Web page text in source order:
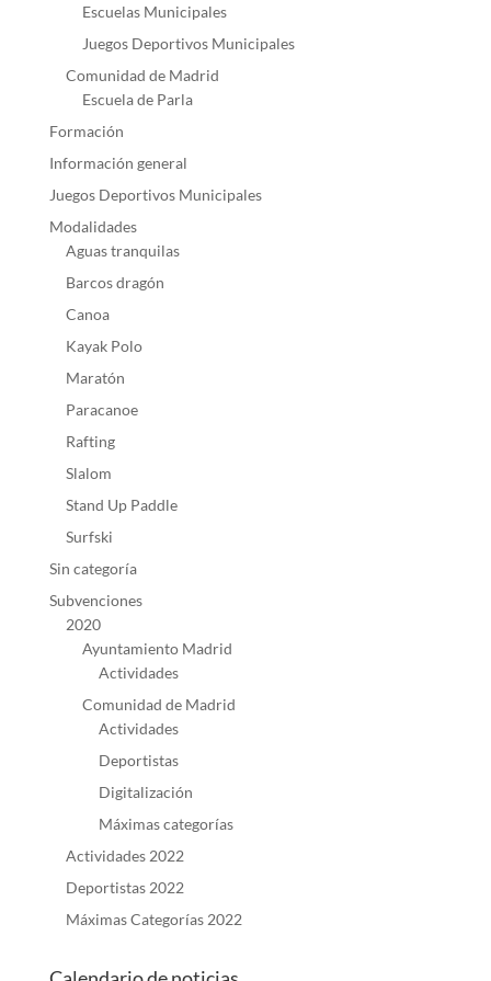
Escuelas Municipales
Juegos Deportivos Municipales
Comunidad de Madrid
Escuela de Parla
Formación
Información general
Juegos Deportivos Municipales
Modalidades
Aguas tranquilas
Barcos dragón
Canoa
Kayak Polo
Maratón
Paracanoe
Rafting
Slalom
Stand Up Paddle
Surfski
Sin categoría
Subvenciones
2020
Ayuntamiento Madrid
Actividades
Comunidad de Madrid
Actividades
Deportistas
Digitalización
Máximas categorías
Actividades 2022
Deportistas 2022
Máximas Categorías 2022